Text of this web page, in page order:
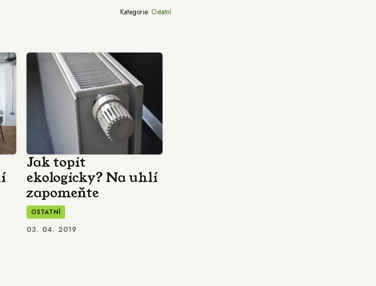
Kategorie: Ostatní
Jak topit
ekologicky? Na uhlí
zapomeňte
OSTATNÍ
03. 04. 2019